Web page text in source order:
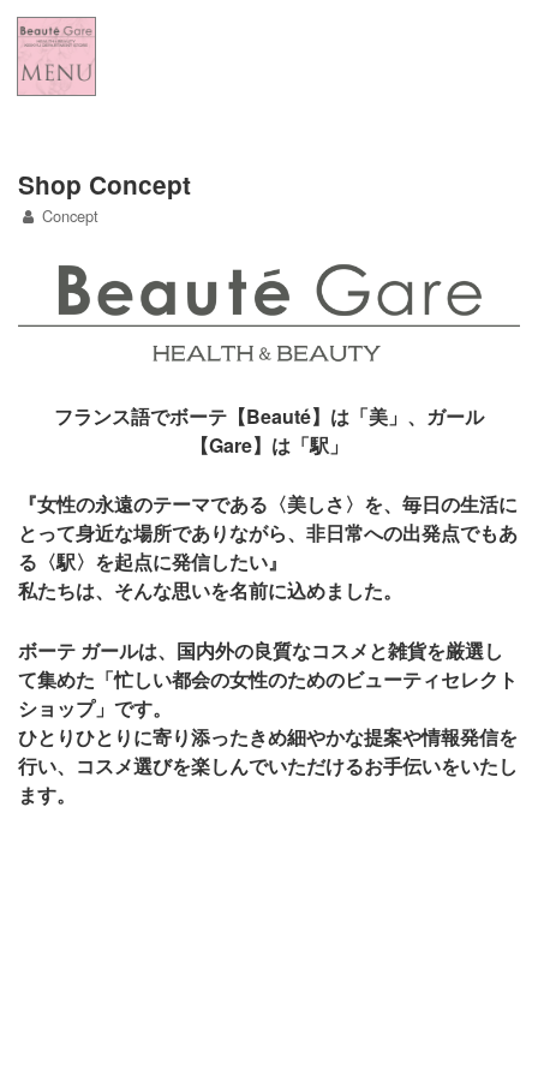
Home
New Item
Concept
Line
Shop Concept
Concept
フランス語でボーテ【Beauté】は「美」、ガール
【Gare】は「駅」
『女性の永遠のテーマである〈美しさ〉を、毎日の生活に
とって身近な場所でありながら、非日常への出発点でもあ
る〈駅〉を起点に発信したい』
私たちは、そんな思いを名前に込めました。
ボーテ ガールは、国内外の良質なコスメと雑貨を厳選し
て集めた「忙しい都会の女性のためのビューティセレクト
ショップ」です。
ひとりひとりに寄り添ったきめ細やかな提案や情報発信を
行い、コスメ選びを楽しんでいただけるお手伝いをいたし
ます。